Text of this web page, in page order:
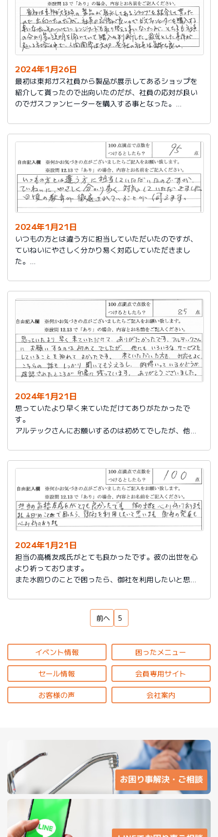
2024年1月26日
最初は東邦ガス社員から製品が展示してあるショップを
紹介して貰ったので出向いたのだが、社員の応対が良い
のでガスファンヒーターを購入する事となった。
そちらも社員の分かり易い説明を聞いていて購入を判断
した。
殺伐とした事件が起こる社会の中で、人間関係は大切。
貴社の社員は気持ち良い。
2024年1月21日
いつもの方とは違う方に担当していただいたのですが、
ていねいにやさしく分かり易く対応していただきまし
た。
2024年1月21日
思っていたより早く来ていただけてありがたかったで
す。
アルテックさんにお願いするのは初めてでしたが、他に
です。
来ていただいた方も対応もよく、こちらの話をしっかり
聞いてもらえるし、納得いっているかどうか確認された
ところが印象に残っています。ありがとうございまし
2024年1月21日
担当の高橋友成氏がとても良かったです。彼の出世を心
より祈っております。
また水回りのことで困ったら、御社を利用したいと思い
前へ 5
イベント情報 困ったメニュー
セール情報 会員専用サイト
お客様の声 会社案内